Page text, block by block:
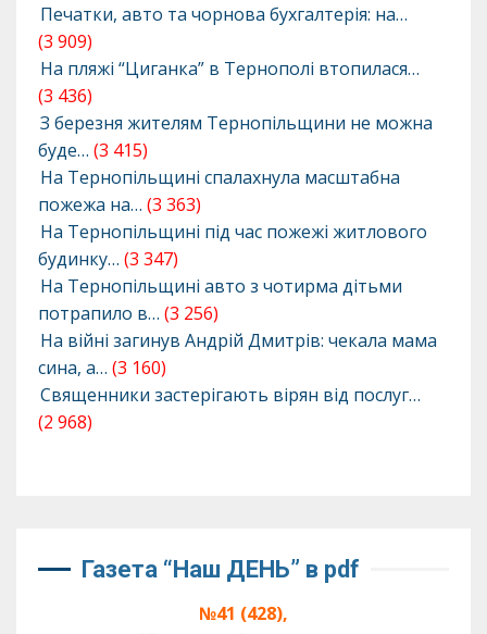
Печатки, авто та чорнова бухгалтерія: на…
(3 909)
На пляжі “Циганка” в Тернополі втопилася…
(3 436)
З березня жителям Тернопільщини не можна
буде… (3 415)
На Тернопільщині спалахнула масштабна
пожежа на… (3 363)
На Тернопільщині під час пожежі житлового
будинку… (3 347)
На Тернопільщині авто з чотирма дітьми
потрапило в… (3 256)
На війні загинув Андрій Дмитрів: чекала мама
сина, а… (3 160)
Священники застерігають вірян від послуг…
(2 968)
Газета “Наш ДЕНЬ” в pdf
№41 (428),